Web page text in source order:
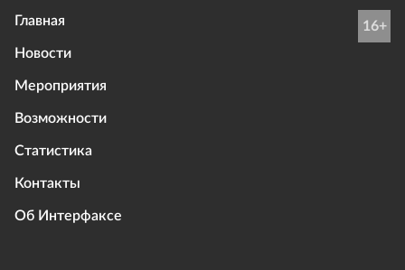
Главная
Новости
Мероприятия
Возможности
Статистика
Контакты
Об Интерфаксе
16+